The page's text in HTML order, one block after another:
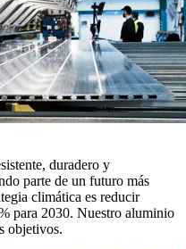
duradero y
parte de un futuro más
climática es reducir
para 2030. Nuestro aluminio
objetivos.